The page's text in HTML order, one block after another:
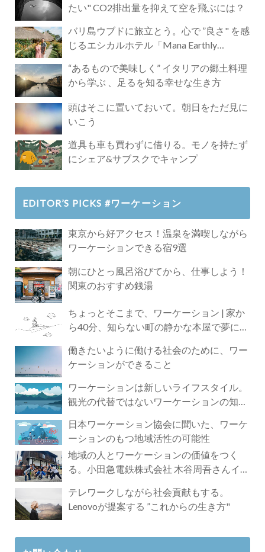
たい" CO2排出量を抑えて空を飛ぶには？
バリ島ウブドに旅立とう。心で ”良さ" を感
じるエシカルホテル「Mana Earthly
“あるもので美味しく” イタリアの郷土料理
から学ぶ 、足るを知る幸せな生き方
頭はそこに置いておいて。朝日をただ見に
いこう
道具も車も買わずに借りる。モノを持たず
にシェア&サブスクでキャンプ
EDITOR’S PICKS #ワーケーション
東京から好アクセス！温泉を満喫しながら
ワーケーションできる宿9選
朝にひとっ風呂浴びてから、仕事しよう！
関東のおすすめ銭湯
ちょっとそこまで、ワーケーション | 家か
ら40分、知らない町の静かな本屋で夢に近
働きたいように働ける社会のために、ワー
ケーションができること
ワーケーションは新しいライフスタイル。
観光の代替ではないワーケーションの知ら
日本ワーケーション協会に聞いた、ワーケ
ーションのもつ地域活性の可能性
地域の人とワーケーションの価値をつく
る。小田急電鉄株式会社 木谷周吾さんイン
テレワークしながら社会貢献もする。
Lenovoが提案する ”これからの生き方"